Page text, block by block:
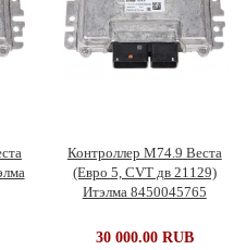
Контроллер М74.9 Веста
(Евро 5, CVT дв 21129)
Итэлма 8450045765
30 000.00 RUB